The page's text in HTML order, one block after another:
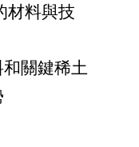
材料與技
關鍵稀土